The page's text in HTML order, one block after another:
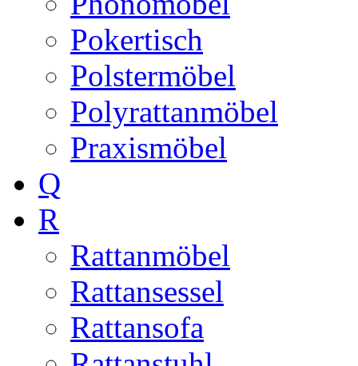
Pokertisch
Polstermöbel
Polyrattanmöbel
Praxismöbel
Q
R
Rattanmöbel
Rattansessel
Rattansofa